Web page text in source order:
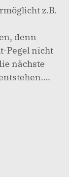
z.B.
denn
Pegel nicht
nächste